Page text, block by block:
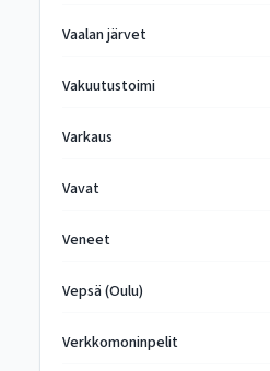
Vaalan järvet
Vakuutustoimi
Varkaus
Vavat
Veneet
Vepsä (Oulu)
Verkkomoninpelit